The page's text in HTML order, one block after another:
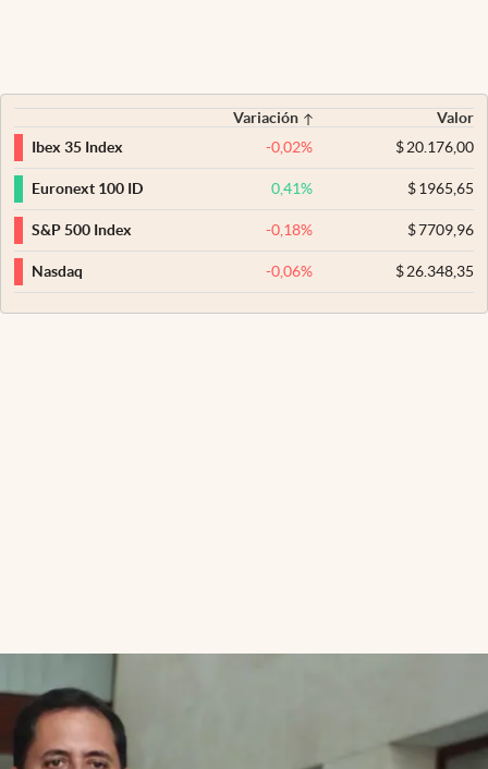
Variación
Valor
Ibex 35 Index
-0,02% $20.176,00
Euronext 100 ID 0,41% $1965,65
S&P 500 Index -0,18% $7709,96
Nasdaq -0,06% $26.348,35